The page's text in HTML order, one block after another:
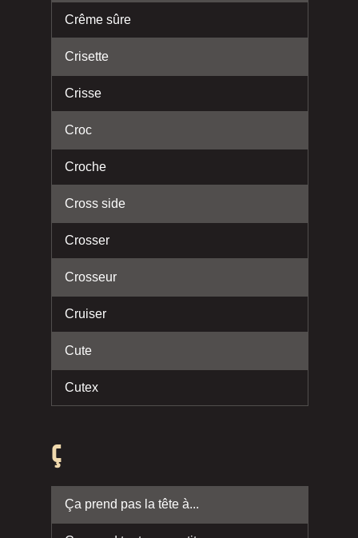
Crême sûre
Crisette
Crisse
Croc
Croche
Cross side
Crosser
Crosseur
Cruiser
Cute
Cutex
Ç
Ça prend pas la tête à...